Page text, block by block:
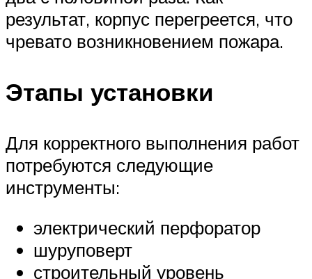
результат, корпус перегреется, что
чревато возникновением пожара.
Этапы установки
Для корректного выполнения работ
потребуются следующие
инструменты:
электрический перфоратор
шуруповерт
строительный уровень